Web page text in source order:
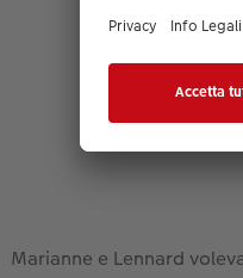
Ordina
Marianne e Lennard